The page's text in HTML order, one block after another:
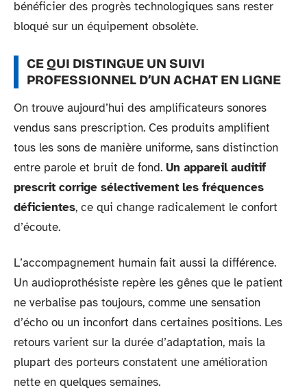
bénéficier des progrès technologiques sans rester
bloqué sur un équipement obsolète.
CE QUI DISTINGUE UN SUIVI
PROFESSIONNEL D’UN ACHAT EN LIGNE
On trouve aujourd’hui des amplificateurs sonores
vendus sans prescription. Ces produits amplifient
tous les sons de manière uniforme, sans distinction
entre parole et bruit de fond. Un appareil auditif
prescrit corrige sélectivement les fréquences
déficientes, ce qui change radicalement le confort
d’écoute.
L’accompagnement humain fait aussi la différence.
Un audioprothésiste repère les gênes que le patient
ne verbalise pas toujours, comme une sensation
d’écho ou un inconfort dans certaines positions. Les
retours varient sur la durée d’adaptation, mais la
plupart des porteurs constatent une amélioration
nette en quelques semaines.